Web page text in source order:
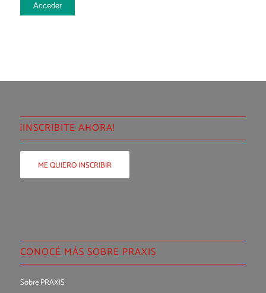
Acceder
¡INSCRIBITE AHORA!
ME QUIERO INSCRIBIR
CONOCÉ MÁS SOBRE PRAXIS
Sobre PRAXIS